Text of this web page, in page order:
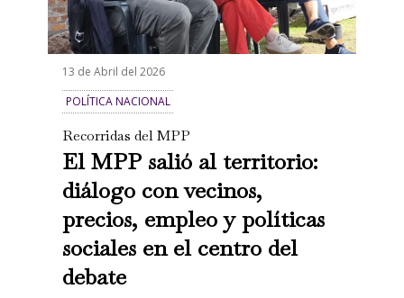
13 de Abril del 2026
POLÍTICA NACIONAL
Recorridas del MPP
El MPP salió al territorio:
diálogo con vecinos,
precios, empleo y políticas
sociales en el centro del
debate